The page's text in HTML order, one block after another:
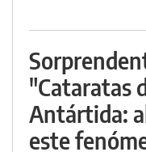
"Cataratas
Antártida:
este